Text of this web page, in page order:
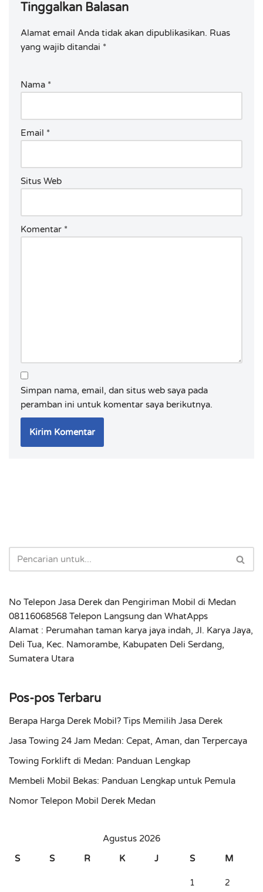
Tinggalkan Balasan
Alamat email Anda tidak akan dipublikasikan. Ruas
yang wajib ditandai *
Nama *
Email *
Situs Web
Komentar *
Simpan nama, email, dan situs web saya pada
peramban ini untuk komentar saya berikutnya.
No Telepon Jasa Derek dan Pengiriman Mobil di Medan
08116068568 Telepon Langsung dan WhatApps
Alamat : Perumahan taman karya jaya indah, Jl. Karya Jaya,
Deli Tua, Kec. Namorambe, Kabupaten Deli Serdang,
Sumatera Utara
Pos-pos Terbaru
Berapa Harga Derek Mobil? Tips Memilih Jasa Derek
Jasa Towing 24 Jam Medan: Cepat, Aman, dan Terpercaya
Towing Forklift di Medan: Panduan Lengkap
Membeli Mobil Bekas: Panduan Lengkap untuk Pemula
Nomor Telepon Mobil Derek Medan
Agustus 2026
S
S R K J S M
1 2